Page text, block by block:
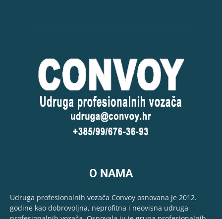
O NAMA
Udruga profesionalnih vozača Convoy osnovana je 2012.
godine kao dobrovoljna, neprofitna i neovisna udruga